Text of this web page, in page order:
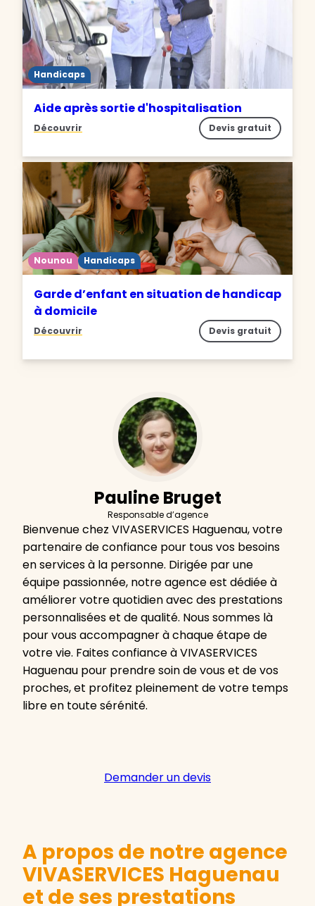
Handicaps
Aide après sortie d'hospitalisation
Découvrir Devis gratuit
Nounou Handicaps
Garde d’enfant en situation de handicap
à domicile
Découvrir Devis gratuit
Pauline Bruget
Responsable d’agence
Bienvenue chez VIVASERVICES Haguenau, votre
partenaire de confiance pour tous vos besoins
en services à la personne. Dirigée par une
équipe passionnée, notre agence est dédiée à
améliorer votre quotidien avec des prestations
personnalisées et de qualité. Nous sommes là
pour vous accompagner à chaque étape de
votre vie. Faites confiance à VIVASERVICES
Haguenau pour prendre soin de vous et de vos
proches, et profitez pleinement de votre temps
libre en toute sérénité.
Demander un devis
A propos de notre agence
VIVASERVICES Haguenau
et de ses prestations